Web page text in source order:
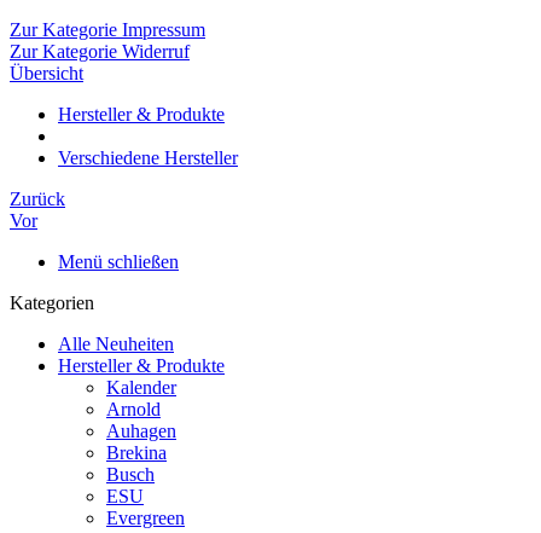
Zur Kategorie Impressum
Zur Kategorie Widerruf
Übersicht
Hersteller & Produkte
Verschiedene Hersteller
Zurück
Vor
Menü schließen
Kategorien
Alle Neuheiten
Hersteller & Produkte
Kalender
Arnold
Auhagen
Brekina
Busch
ESU
Evergreen